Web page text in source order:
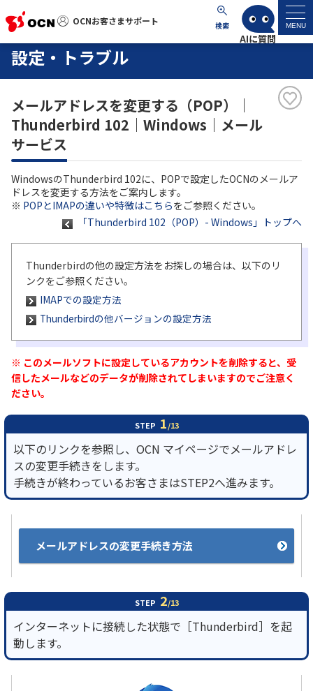
OCNお客さまサポート 検索 MENU
OCNお客さまサポート
サポートトップ
サービス名から探す
よくあるご質問
工事・故障情報
各種ダウンロード
お問い合わせ
履歴・お気に入り
お知らせ サポートサイトの使い方
NTTドコモビジネスのお客さ
まはこちら
工事・故障情報通知
サービス
OCN サービス一覧
設定・トラブル
メールアドレスを変更する（POP）｜
Thunderbird 102｜Windows｜メール
サービス
WindowsのThunderbird 102に、POPで設定したOCNのメールア
ドレスを変更する方法をご案内します。
※ POPとIMAPの違いや特徴はこちらをご参照ください。
「Thunderbird 102（POP）- Windows」トップへ
Thunderbirdの他の設定方法をお探しの場合は、以下のリ
ンクをご参照ください。
IMAPでの設定方法
Thunderbirdの他バージョンの設定方法
※ このメールソフトに設定しているアカウントを削除すると、受
信したメールなどのデータが削除されてしまいますのでご注意く
ださい。
STEP 1/13
以下のリンクを参照し、OCN マイページでメールアドレ
スの変更手続きをします。
手続きが終わっているお客さまはSTEP2へ進みます。
メールアドレスの変更手続き方法
STEP 2/13
インターネットに接続した状態で［Thunderbird］を起
動します。